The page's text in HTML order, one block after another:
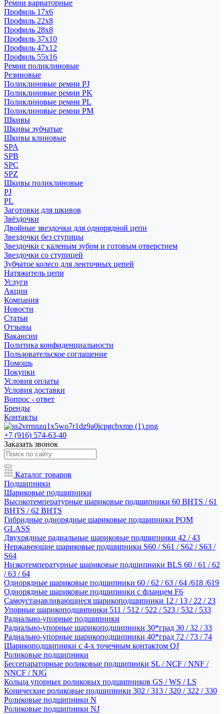
Ремни вариаторные
Профиль 17x6
Профиль 22x8
Профиль 28x8
Профиль 37x10
Профиль 47x12
Профиль 55x16
Ремни поликлиновые
Резиновые
Поликлиновые ремни PJ
Поликлиновые ремни PK
Поликлиновые ремни PL
Поликлиновые ремни PM
Шкивы
Шкивы зубчатые
Шкивы клиновые
SPA
SPB
SPC
SPZ
Шкивы поликлиновые
PJ
PL
Заготовки для шкивов
Звёздочки
Двойные звездочки для однорядной цепи
Звездочки без ступицы
Звездочки с каленым зубом и готовым отверстием
Звездочки со ступицей
Зубчатое колесо для ленточных цепей
Натяжитель цепи
Услуги
Акции
Компания
Новости
Статьи
Отзывы
Вакансии
Политика конфиденциальности
Пользовательское соглашение
Помощь
Покупки
Условия оплаты
Условия доставки
Вопрос - ответ
Бренды
Контакты
+7 (916) 574-63-40
Заказать звонок
Каталог товаров
Подшипники
Шариковые подшипники
Высокотемпературные шариковые подшипники 60 BHTS / 61
BHTS / 62 BHTS
Гибридные однорядные шариковые подшипники POM
GLASS
Двухрядные радиальные шариковые подшипники 42 / 43
Нержавеющие шариковые подшипники S60 / S61 / S62 / S63 /
S64
Низкотемпературные шариковые подшипники BLS 60 / 61 / 62
/ 63 / 64
Однорядные шариковые подшипники 60 / 62 / 63 / 64 /618 /619
Однорядные шариковые подшипники с фланцем F6
Самоустанавливающиеся шарикоподшипники 12 / 13 / 22 / 23
Упорные шарикоподшипники 511 / 512 / 522 / 523 / 532 / 533
Радиально-упорные подшипники
Радиально-упорные шарикоподшипники 30*град 30 / 32 / 33
Радиально-упорные шарикоподшипники 40*град 72 / 73 / 74
Шарикоподшипники с 4-х точечным контактом QJ
Роликовые подшипники
Бессепараторные роликовые подшипники SL / NCF / NNF /
NNCF / NJG
Кольца упорных роликовых подшипников GS / WS / LS
Конические роликовые подшипники 302 / 313 / 320 / 322 / 330
Роликовые подшипники N
Роликовые подшипники NJ